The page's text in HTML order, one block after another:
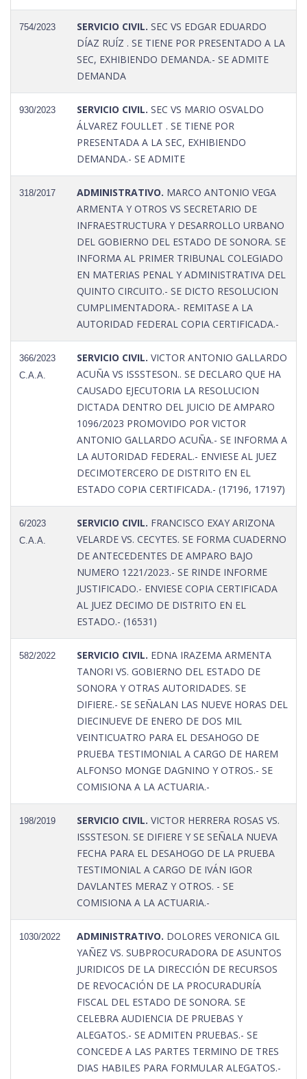
754/2023 SERVICIO CIVIL. SEC VS EDGAR EDUARDO
DÍAZ RUÍZ . SE TIENE POR PRESENTADO A LA
SEC, EXHIBIENDO DEMANDA.- SE ADMITE
DEMANDA
930/2023 SERVICIO CIVIL. SEC VS MARIO OSVALDO
ÁLVAREZ FOULLET . SE TIENE POR
PRESENTADA A LA SEC, EXHIBIENDO
DEMANDA.- SE ADMITE
318/2017 ADMINISTRATIVO. MARCO ANTONIO VEGA
ARMENTA Y OTROS VS SECRETARIO DE
INFRAESTRUCTURA Y DESARROLLO URBANO
DEL GOBIERNO DEL ESTADO DE SONORA. SE
INFORMA AL PRIMER TRIBUNAL COLEGIADO
EN MATERIAS PENAL Y ADMINISTRATIVA DEL
QUINTO CIRCUITO.- SE DICTO RESOLUCION
CUMPLIMENTADORA.- REMITASE A LA
AUTORIDAD FEDERAL COPIA CERTIFICADA.-
366/2023
C.A.A.
SERVICIO CIVIL. VICTOR ANTONIO GALLARDO
ACUÑA VS ISSSTESON.. SE DECLARO QUE HA
CAUSADO EJECUTORIA LA RESOLUCION
DICTADA DENTRO DEL JUICIO DE AMPARO
1096/2023 PROMOVIDO POR VICTOR
ANTONIO GALLARDO ACUÑA.- SE INFORMA A
LA AUTORIDAD FEDERAL.- ENVIESE AL JUEZ
DECIMOTERCERO DE DISTRITO EN EL
ESTADO COPIA CERTIFICADA.- (17196, 17197)
6/2023
C.A.A.
SERVICIO CIVIL. FRANCISCO EXAY ARIZONA
VELARDE VS. CECYTES. SE FORMA CUADERNO
DE ANTECEDENTES DE AMPARO BAJO
NUMERO 1221/2023.- SE RINDE INFORME
JUSTIFICADO.- ENVIESE COPIA CERTIFICADA
AL JUEZ DECIMO DE DISTRITO EN EL
ESTADO.- (16531)
582/2022 SERVICIO CIVIL. EDNA IRAZEMA ARMENTA
TANORI VS. GOBIERNO DEL ESTADO DE
SONORA Y OTRAS AUTORIDADES. SE
DIFIERE.- SE SEÑALAN LAS NUEVE HORAS DEL
DIECINUEVE DE ENERO DE DOS MIL
VEINTICUATRO PARA EL DESAHOGO DE
PRUEBA TESTIMONIAL A CARGO DE HAREM
ALFONSO MONGE DAGNINO Y OTROS.- SE
COMISIONA A LA ACTUARIA.-
198/2019 SERVICIO CIVIL. VICTOR HERRERA ROSAS VS.
ISSSTESON. SE DIFIERE Y SE SEÑALA NUEVA
FECHA PARA EL DESAHOGO DE LA PRUEBA
TESTIMONIAL A CARGO DE IVÁN IGOR
DAVLANTES MERAZ Y OTROS. - SE
COMISIONA A LA ACTUARIA.-
1030/2022 ADMINISTRATIVO. DOLORES VERONICA GIL
YAÑEZ VS. SUBPROCURADORA DE ASUNTOS
JURIDICOS DE LA DIRECCIÓN DE RECURSOS
DE REVOCACIÓN DE LA PROCURADURÍA
FISCAL DEL ESTADO DE SONORA. SE
CELEBRA AUDIENCIA DE PRUEBAS Y
ALEGATOS.- SE ADMITEN PRUEBAS.- SE
CONCEDE A LAS PARTES TERMINO DE TRES
DIAS HABILES PARA FORMULAR ALEGATOS.-